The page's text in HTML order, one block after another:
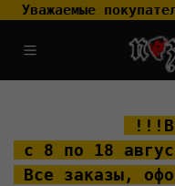
Уважаемые
с 8 по 18
Все заказы,